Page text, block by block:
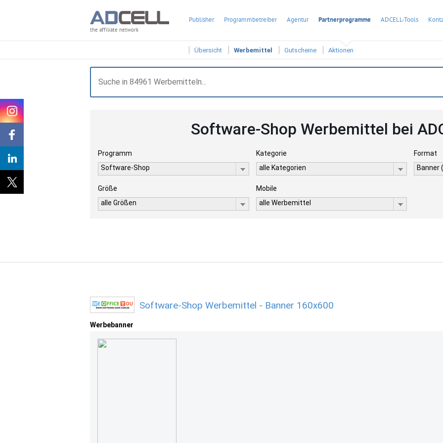
the affiliate network
Publisher Programmbetreiber Agentur Partnerprogramme ADCELL-Tools
Übersicht Werbemittel Gutscheine Aktionen
Software-Shop Werbemittel bei
Programm
Software-Shop
Kategorie
alle Kategorien
Format
Banner
Größe
alle Größen
Mobile
alle Werbemittel
Software-Shop Werbemittel - Banner 160x600
Werbebanner